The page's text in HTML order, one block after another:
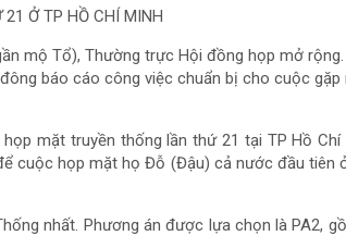
Ở TP HỒ CHÍ MINH
mộ Tổ), Thường trực Hội đồng họp mở rộng.
báo cáo công việc chuẩn bị cho cuộc gặp
mặt truyền thống lần thứ 21 tại TP Hồ Chí
cuộc họp mặt họ Đỗ (Đậu) cả nước đầu tiên
nhất. Phương án được lựa chọn là PA2,